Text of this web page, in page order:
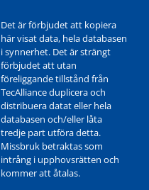
Det är förbjudet att kopiera
här visat data, hela databasen
i synnerhet. Det är strängt
förbjudet att utan
föreliggande tillstånd från
TecAlliance duplicera och
distribuera datat eller hela
databasen och/eller låta
tredje part utföra detta.
Missbruk betraktas som
intrång i upphovsrätten och
kommer att åtalas.